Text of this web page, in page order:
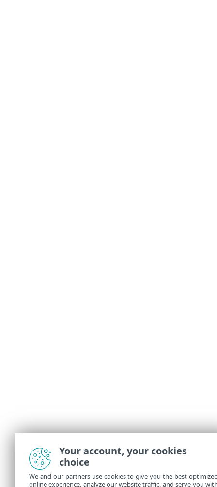
Your account, your cookies
choice
We and our partners use cookies to give you the best
online experience, analyze our website traffic, and serve you